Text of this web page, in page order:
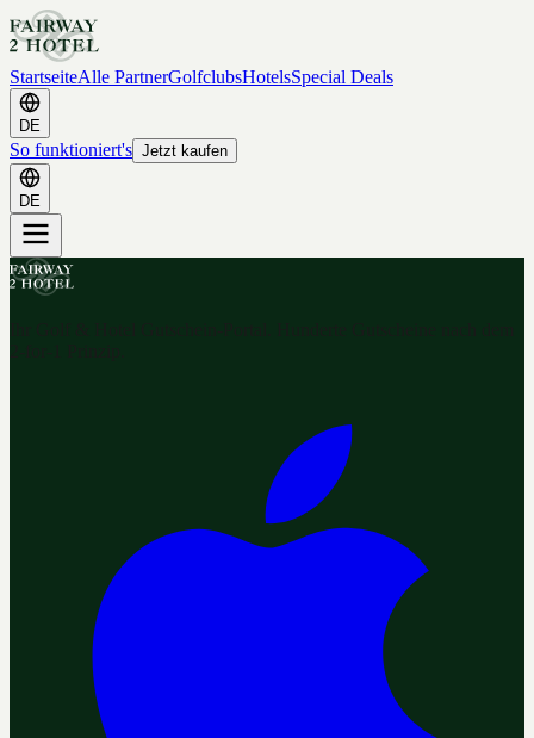
StartseiteAlle PartnerGolfclubsHotelsSpecial Deals
DE
So funktioniert's Jetzt kaufen
DE